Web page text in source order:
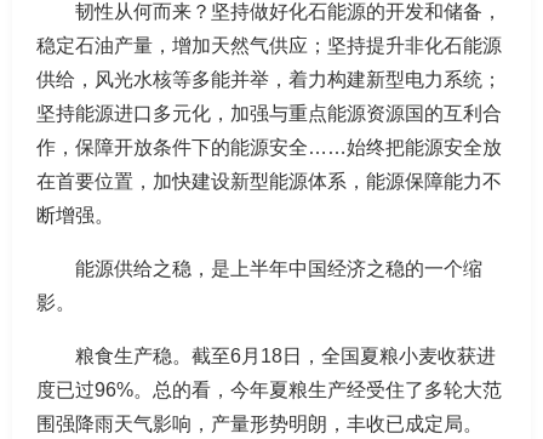
韧性从何而来？坚持做好化石能源的开发和储备，
稳定石油产量，增加天然气供应；坚持提升非化石能源
供给，风光水核等多能并举，着力构建新型电力系统；
坚持能源进口多元化，加强与重点能源资源国的互利合
作，保障开放条件下的能源安全……始终把能源安全放
在首要位置，加快建设新型能源体系，能源保障能力不
断增强。
能源供给之稳，是上半年中国经济之稳的一个缩
影。
粮食生产稳。截至6月18日，全国夏粮小麦收获进
度已过96%。总的看，今年夏粮生产经受住了多轮大范
围强降雨天气影响，产量形势明朗，丰收已成定局。